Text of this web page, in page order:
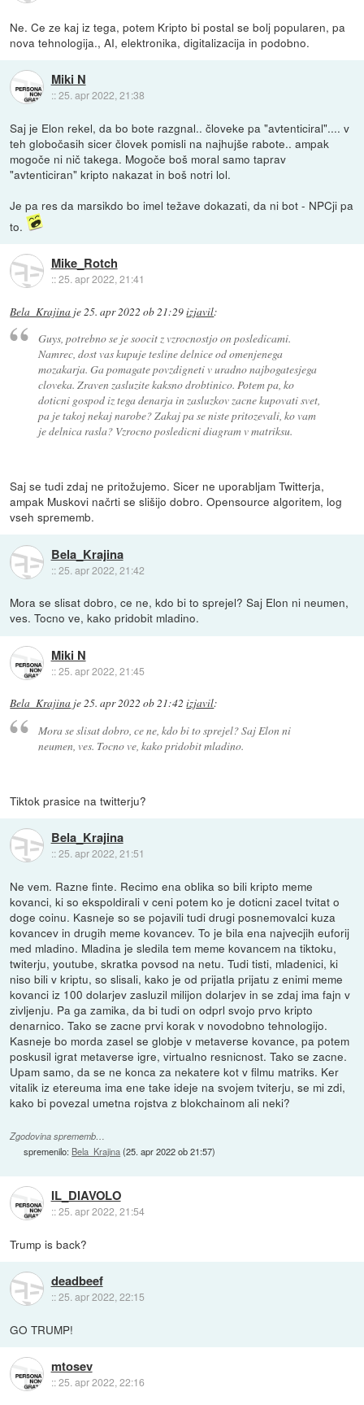
Ne. Ce ze kaj iz tega, potem Kripto bi postal se bolj popularen, pa
nova tehnologija., AI, elektronika, digitalizacija in podobno.
Miki N
::25. apr 2022, 21:38
Saj je Elon rekel, da bo bote razgnal.. človeke pa "avtenticiral".... v
teh globočasih sicer človek pomisli na najhujše rabote.. ampak
mogoče ni nič takega. Mogoče boš moral samo taprav
"avtenticiran" kripto nakazat in boš notri lol.
Je pa res da marsikdo bo imel težave dokazati, da ni bot - NPCji pa
to.
Mike_Rotch
::25. apr 2022, 21:41
Bela_Krajina je25. apr 2022 ob 21:29izjavil:
Guys, potrebno se je soocit z vzrocnostjo on posledicami.
Namrec, dost vas kupuje tesline delnice od omenjenega
mozakarja. Ga pomagate povzdigneti v uradno najbogatesjega
cloveka. Zraven zasluzite kaksno drobtinico. Potem pa, ko
doticni gospod iz tega denarja in zasluzkov zacne kupovati svet,
pa je takoj nekaj narobe? Zakaj pa se niste pritozevali, ko vam
je delnica rasla? Vzrocno posledicni diagram v matriksu.
Saj se tudi zdaj ne pritožujemo. Sicer ne uporabljam Twitterja,
ampak Muskovi načrti se slišijo dobro. Opensource algoritem, log
vseh sprememb.
Bela_Krajina
::25. apr 2022, 21:42
Mora se slisat dobro, ce ne, kdo bi to sprejel? Saj Elon ni neumen,
ves. Tocno ve, kako pridobit mladino.
Miki N
::25. apr 2022, 21:45
Bela_Krajina je25. apr 2022 ob 21:42 izjavil:
Mora se slisat dobro, ce ne, kdo bi to sprejel? Saj Elon ni
neumen, ves. Tocno ve, kako pridobit mladino.
Tiktok prasice na twitterju?
Bela_Krajina
::25. apr 2022, 21:51
Ne vem. Razne finte. Recimo ena oblika so bili kripto meme
kovanci, ki so ekspoldirali v ceni potem ko je doticni zacel tvitat o
doge coinu. Kasneje so se pojavili tudi drugi posnemovalci kuza
kovancev in drugih meme kovancev. To je bila ena najvecjih euforij
med mladino. Mladina je sledila tem meme kovancem na tiktoku,
twiterju, youtube, skratka povsod na netu. Tudi tisti, mladenici, ki
niso bili v kriptu, so slisali, kako je od prijatla prijatu z enimi meme
kovanci iz 100 dolarjev zasluzil milijon dolarjev in se zdaj ima fajn v
zivljenju. Pa ga zamika, da bi tudi on odprl svojo prvo kripto
denarnico. Tako se zacne prvi korak v novodobno tehnologijo.
Kasneje bo morda zasel se globje v metaverse kovance, pa potem
poskusil igrat metaverse igre, virtualno resnicnost. Tako se zacne.
Upam samo, da se ne konca za nekatere kot v filmu matriks. Ker
vitalik iz etereuma ima ene take ideje na svojem tviterju, se mi zdi,
kako bi povezal umetna rojstva z blokchainom ali neki?
Zgodovina sprememb…
spremenilo: Bela_Krajina(25. apr 2022 ob 21:57)
IL_DIAVOLO
::25. apr 2022, 21:54
Trump is back?
deadbeef
::25. apr 2022, 22:15
GO TRUMP!
mtosev
::25. apr 2022, 22:16